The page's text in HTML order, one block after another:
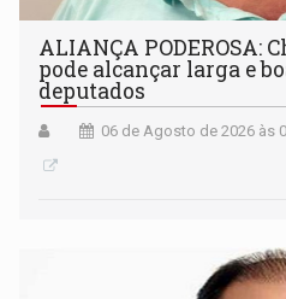
ALIANÇA PODEROSA:
pode alcançar larga e
deputados
06 de Agosto de 2026 às